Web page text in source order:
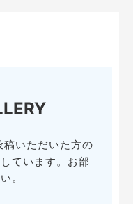
いただいた方の
ています。お部
。